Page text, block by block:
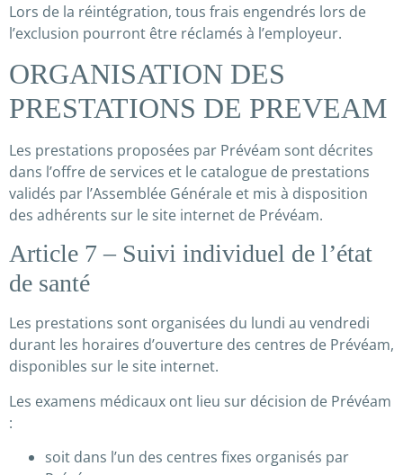
Lors de la réintégration, tous frais engendrés lors de
l’exclusion pourront être réclamés à l’employeur.
ORGANISATION DES
PRESTATIONS DE PREVEAM
Les prestations proposées par Prévéam sont décrites
dans l’offre de services et le catalogue de prestations
validés par l’Assemblée Générale et mis à disposition
des adhérents sur le site internet de Prévéam.
Article 7 – Suivi individuel de l’état
de santé
Les prestations sont organisées du lundi au vendredi
durant les horaires d’ouverture des centres de Prévéam,
disponibles sur le site internet.
Les examens médicaux ont lieu sur décision de Prévéam
:
soit dans l’un des centres fixes organisés par